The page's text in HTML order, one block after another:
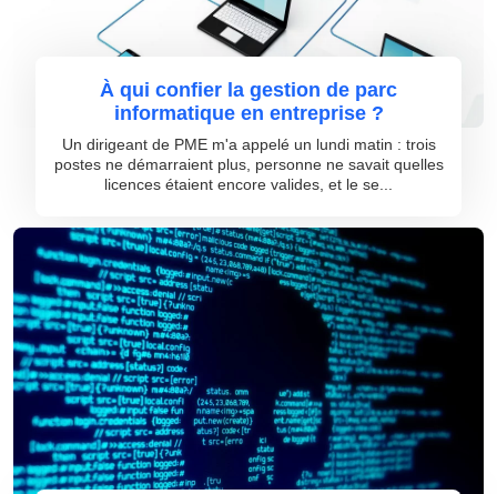
À qui confier la gestion de parc
informatique en entreprise ?
Un dirigeant de PME m'a appelé un lundi matin : trois
postes ne démarraient plus, personne ne savait quelles
licences étaient encore valides, et le se...